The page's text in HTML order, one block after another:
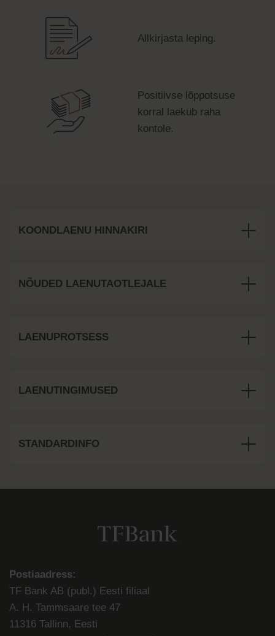
Allkirjasta leping.
Positiivse lõppotsuse
korral laekub raha
kontole.
KOONDLAENU HINNAKIRI
NÕUDED LAENUTAOTLEJALE
LAENUPROTSESS
LAENUTINGIMUSED
STANDARDINFO
Postiaadress:
TF Bank AB (publ.) Eesti filiaal
A. H. Tammsaare tee 47
11316 Tallinn, Eesti